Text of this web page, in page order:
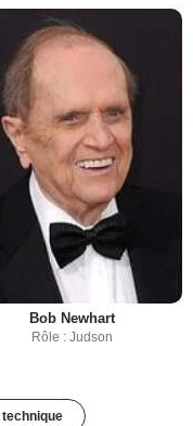
Bob Newhart
Rôle : Judson